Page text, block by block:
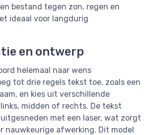
bestand tegen zon, regen en
ideaal voor langdurig
en ontwerp
helemaal naar wens
tot drie regels tekst toe, zoals een
en kies uit verschillende
midden of rechts. De tekst
met een laser, wat zorgt
nauwkeurige afwerking. Dit model